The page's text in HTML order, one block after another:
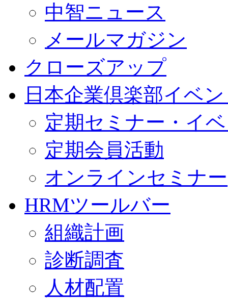
中智ニュース
メールマガジン
クローズアップ
日本企業倶楽部イベ
定期セミナー・イ
定期会員活動
オンラインセミナー
HRMツールバー
組織計画
診断調査
人材配置